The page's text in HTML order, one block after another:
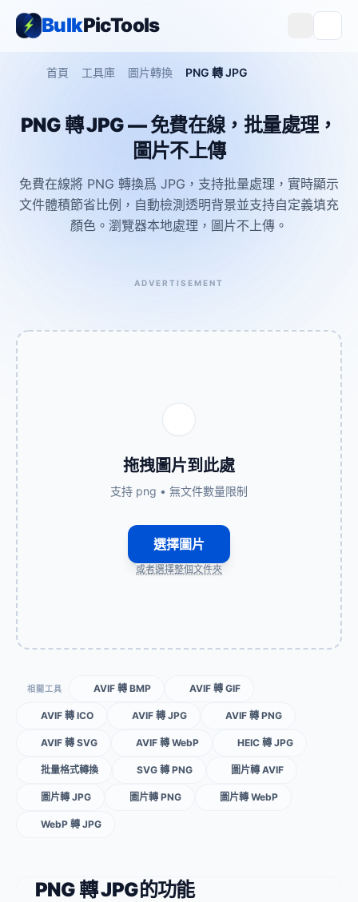
BulkPicTools
首頁 工具庫 圖片轉換 PNG 轉 JPG
PNG 轉 JPG — 免費在線，批量處理，
圖片不上傳
免費在線將 PNG 轉換爲 JPG，支持批量處理，實時顯示
文件體積節省比例，自動檢測透明背景並支持自定義填充
顏色。瀏覽器本地處理，圖片不上傳。
ADVERTISEMENT
拖拽圖片到此處
支持 png • 無文件數量限制
選擇圖片
或者選擇整個文件夾
相關工具 AVIF 轉 BMP AVIF 轉 GIF
AVIF 轉 ICO AVIF 轉 JPG AVIF 轉 PNG
AVIF 轉 SVG AVIF 轉 WebP HEIC 轉 JPG
批量格式轉換 SVG 轉 PNG 圖片轉 AVIF
圖片轉 JPG 圖片轉 PNG 圖片轉 WebP
WebP 轉 JPG
PNG 轉 JPG的功能